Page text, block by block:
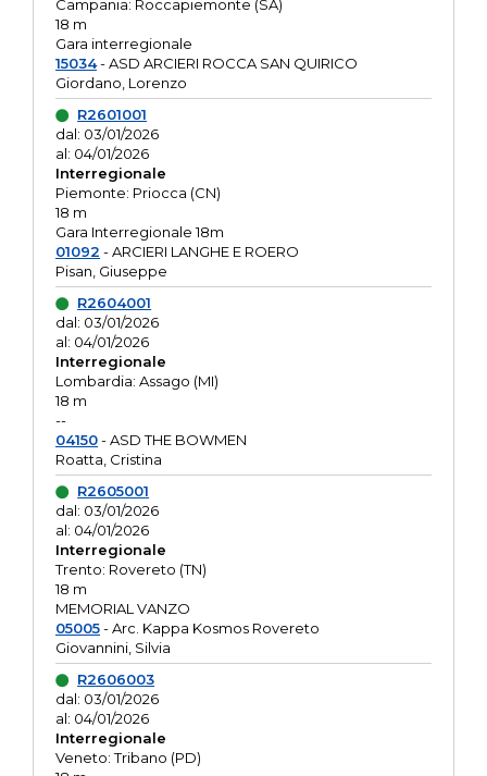
Campania: Roccapiemonte (SA)
18 m
Gara interregionale
15034- ASD ARCIERI ROCCA SAN QUIRICO
Giordano, Lorenzo
R2601001
dal: 03/01/2026
al: 04/01/2026
Interregionale
Piemonte: Priocca (CN)
18 m
Gara Interregionale 18m
01092 - ARCIERI LANGHE E ROERO
Pisan, Giuseppe
R2604001
dal: 03/01/2026
al: 04/01/2026
Interregionale
Lombardia: Assago (MI)
18 m
--
04150- ASD THE BOWMEN
Roatta, Cristina
R2605001
dal: 03/01/2026
al: 04/01/2026
Interregionale
Trento: Rovereto (TN)
18 m
MEMORIAL VANZO
05005- Arc. Kappa Kosmos Rovereto
Giovannini, Silvia
R2606003
dal: 03/01/2026
al: 04/01/2026
Interregionale
Veneto: Tribano (PD)